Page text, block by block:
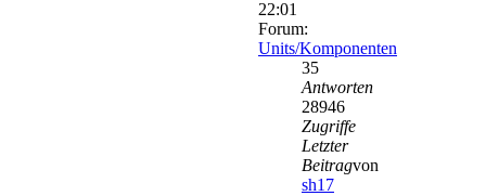
22:01
Forum:
Units/Komponenten
35
Antworten
28946
Zugriffe
Letzter
Beitragvon
sh17